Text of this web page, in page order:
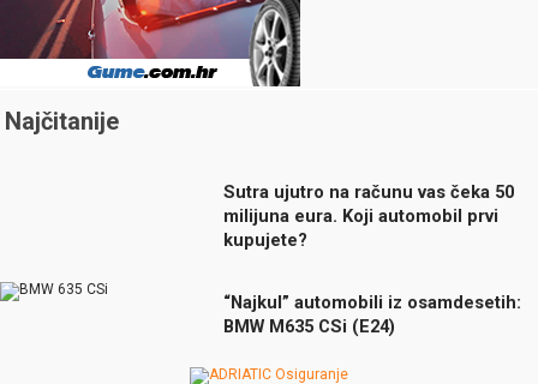
Najčitanije
Sutra ujutro na računu vas čeka 50
milijuna eura. Koji automobil prvi
kupujete?
“Najkul” automobili iz osamdesetih:
BMW M635 CSi (E24)